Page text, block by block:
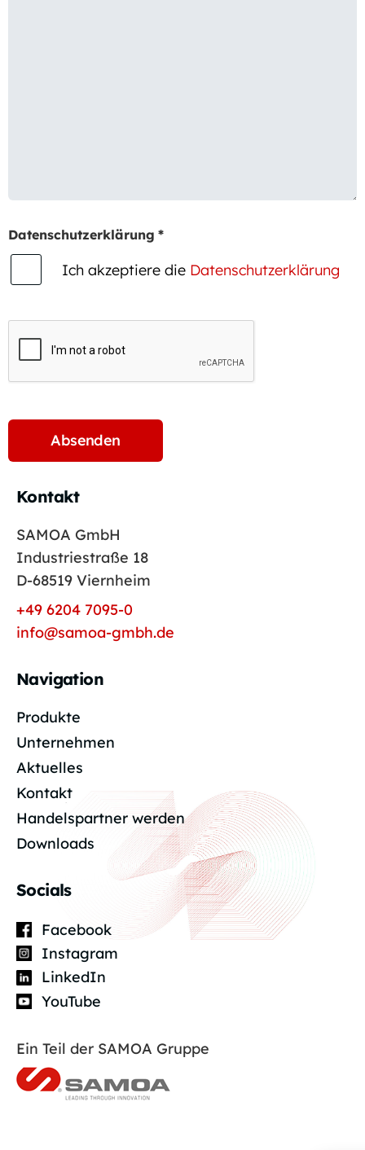
Datenschutzerklärung *
Ich akzeptiere die Datenschutzerklärung
Kontakt
SAMOA GmbH
Industriestraße 18
D-68519 Viernheim
+49 6204 7095-0
info@samoa-gmbh.de
Navigation
Produkte
Unternehmen
Aktuelles
Kontakt
Handelspartner werden
Downloads
Socials
Facebook
Instagram
LinkedIn
YouTube
Ein Teil der SAMOA Gruppe